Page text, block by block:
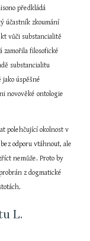
předkládá
účastník zkoumání
vůči substancialitě
zamořila filosofické
substancialitu
úspěšné
novověké ontologie
polehčující okolnost v
odporu vtáhnout, ale
nemůže. Proto by
z dogmatické
L.